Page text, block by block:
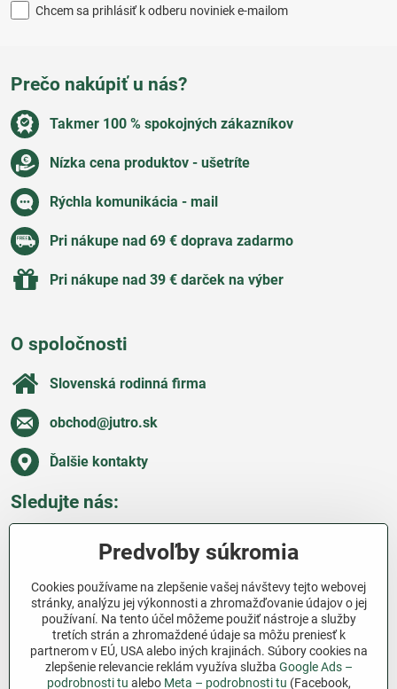
Chcem sa prihlásiť k odberu noviniek e-mailom
Prečo nakúpiť u nás?
Takmer 100 % spokojných zákazníkov
Nízka cena produktov - ušetríte
Rýchla komunikácia - mail
Pri nákupe nad 69 € doprava zadarmo
Pri nákupe nad 39 € darček na výber
O spoločnosti
Slovenská rodinná firma
obchod​@jutro​.sk
Ďalšie kontakty
Sledujte nás:
Všetko o nákupe
Ďakujeme za podporu
Sme slovenský e-shop bez dotácií​. Fungujeme len
vďaka vám – ľuďom, ktorí veria v poctivú prácu a
Predvoľby súkromia
Cookies používame na zlepšenie vašej návštevy tejto webovej
stránky, analýzu jej výkonnosti a zhromažďovanie údajov o jej
používaní. Na tento účel môžeme použiť nástroje a služby
tretích strán a zhromaždené údaje sa môžu preniesť k
partnerom v EÚ, USA alebo iných krajinách. Súbory cookies na
zlepšenie relevancie reklám využíva služba Google Ads –
podrobnosti tu alebo Meta – podrobnosti tu (Facebook,